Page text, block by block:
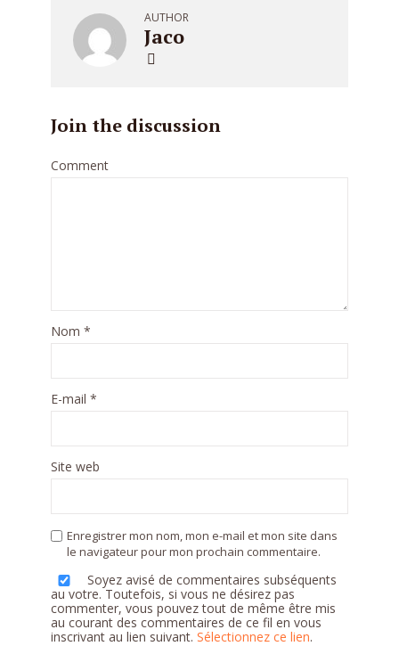
AUTHOR
Jaco
Join the discussion
Comment
Nom *
E-mail *
Site web
Enregistrer mon nom, mon e-mail et mon site dans
le navigateur pour mon prochain commentaire.
Soyez avisé de commentaires subséquents
au votre. Toutefois, si vous ne désirez pas
commenter, vous pouvez tout de même être mis
au courant des commentaires de ce fil en vous
inscrivant au lien suivant. Sélectionnez ce lien.